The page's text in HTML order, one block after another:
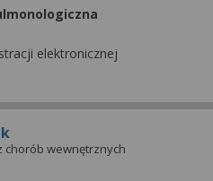
elektronicznej
chorób wewnętrznych